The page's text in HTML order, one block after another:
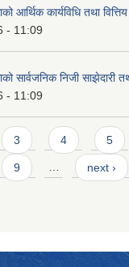
आर्थिक कार्यविधि तथा
- 11:09
सार्वजनिक निजी साझेदारी
- 11:09
3 4 5
9 … next ›